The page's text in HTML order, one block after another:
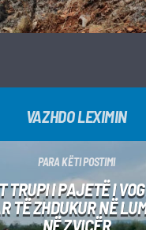
VAZHDO LEXIMIN
PARA KËTI POSTIMI
TRUPI I PAJETË I
TË ZHDUKUR NË
NË ZVICËR